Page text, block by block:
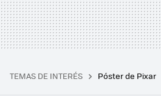
TEMAS DE INTERÉS Póster de Pixar